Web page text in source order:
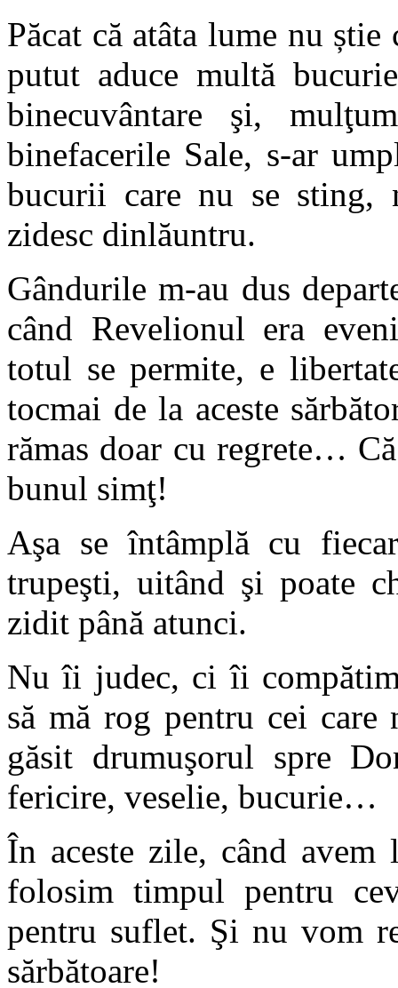
Păcat că atâta lume nu
putut aduce multă
binecuvântare şi,
binefacerile Sale, s-ar
bucurii care nu se sting,
zidesc dinlăuntru.
Gândurile m-au dus
când Revelionul era
totul se permite, e
tocmai de la aceste
rămas doar cu regrete…
bunul simţ!
Aşa se întâmplă cu
trupeşti, uitând şi poate
zidit până atunci.
Nu îi judec, ci îi
să mă rog pentru cei care
găsit drumuşorul spre
fericire, veselie, bucurie…
În aceste zile, când
folosim timpul pentru
pentru suflet. Şi nu vom
sărbătoare!